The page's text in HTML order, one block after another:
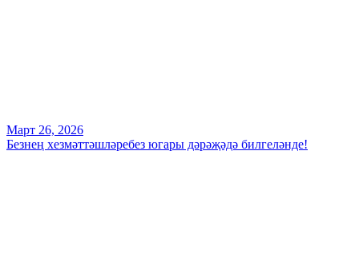
Март 26, 2026
Безнең хезмәттәшләребез югары дәрәҗәдә билгеләнде!